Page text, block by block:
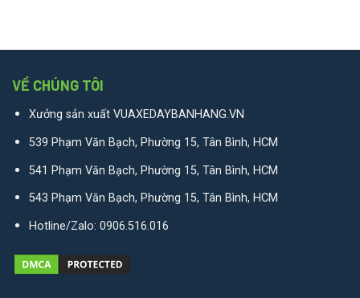
VỀ CHÚNG TÔI
Xưởng sản xuất VUAXEDAYBANHANG.VN
539 Phạm Văn Bạch, Phường 15, Tân Bình, HCM
541 Phạm Văn Bạch, Phường 15, Tân Bình, HCM
543 Phạm Văn Bạch, Phường 15, Tân Bình, HCM
Hotline/Zalo: 0906.516.016